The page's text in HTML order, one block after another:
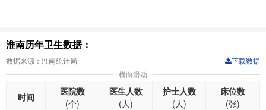
淮南历年卫生数据：
数据来源：淮南统计局
下载数据
横向滑动
时间
医院数
(个)
医生人数
(人)
护士人数
(人)
床位数
(张)